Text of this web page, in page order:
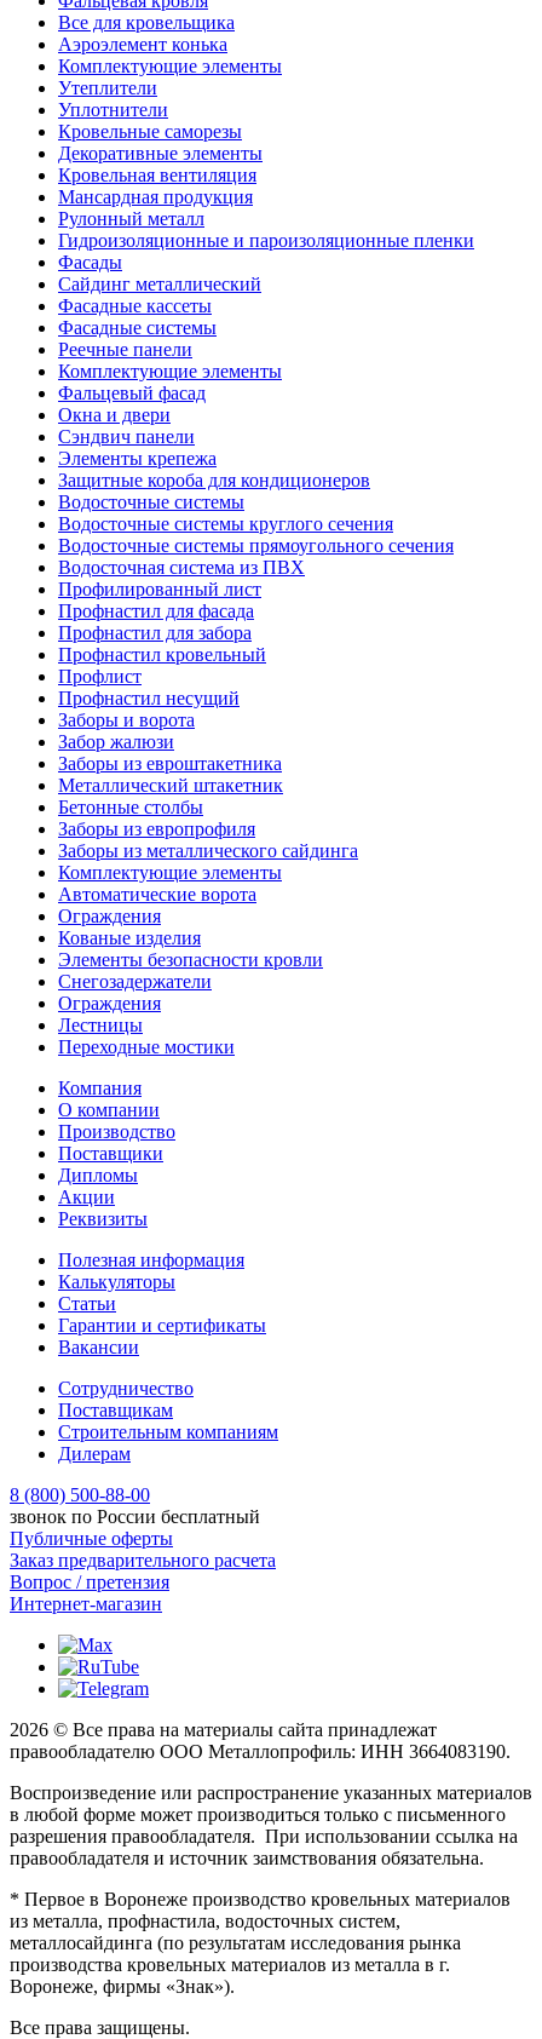
Все для кровельщика
Аэроэлемент конька
Комплектующие элементы
Утеплители
Уплотнители
Кровельные саморезы
Декоративные элементы
Кровельная вентиляция
Мансардная продукция
Рулонный металл
Гидроизоляционные и пароизоляционные пленки
Фасады
Сайдинг металлический
Фасадные кассеты
Фасадные системы
Реечные панели
Комплектующие элементы
Фальцевый фасад
Окна и двери
Сэндвич панели
Элементы крепежа
Защитные короба для кондиционеров
Водосточные системы
Водосточные системы круглого сечения
Водосточные системы прямоугольного сечения
Водосточная система из ПВХ
Профилированный лист
Профнастил для фасада
Профнастил для забора
Профнастил кровельный
Профлист
Профнастил несущий
Заборы и ворота
Забор жалюзи
Заборы из евроштакетника
Металлический штакетник
Бетонные столбы
Заборы из европрофиля
Заборы из металлического сайдинга
Комплектующие элементы
Автоматические ворота
Ограждения
Кованые изделия
Элементы безопасности кровли
Снегозадержатели
Ограждения
Лестницы
Переходные мостики
Компания
О компании
Производство
Поставщики
Дипломы
Акции
Реквизиты
Полезная информация
Калькуляторы
Статьи
Гарантии и сертификаты
Вакансии
Сотрудничество
Поставщикам
Строительным компаниям
Дилерам
8 (800) 500-88-00
звонок по России бесплатный
Публичные оферты
Заказ предварительного расчета
Вопрос / претензия
Интернет-магазин
2026 © Все права на материалы сайта принадлежат
правообладателю ООО Металлопрофиль: ИНН 3664083190.
Воспроизведение или распространение указанных материалов
в любой форме может производиться только с письменного
разрешения правообладателя. При использовании ссылка на
правообладателя и источник заимствования обязательна.
* Первое в Воронеже производство кровельных материалов
из металла, профнастила, водосточных систем,
металлосайдинга (по результатам исследования рынка
производства кровельных материалов из металла в г.
Воронеже, фирмы «Знак»).
Все права защищены.